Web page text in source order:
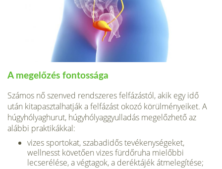
A megelőzés fontossága
Számos nő szenved rendszeres felfázástól, akik egy idő
után kitapasztalhatják a felfázást okozó körülményeiket. A
húgyhólyaghurut, húgyhólyaggyulladás megelőzhető az
alábbi praktikákkal:
vizes sportokat, szabadidős tevékenységeket,
wellnesst követően vizes fürdőruha mielőbbi
lecserélése, a végtagok, a deréktájék átmelegítése;